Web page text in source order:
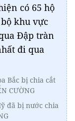
có 65 hộ
khu vực
Đập tràn
đi qua
Bắc bị chia cắt
CƯỜNG
đã bị nước chia